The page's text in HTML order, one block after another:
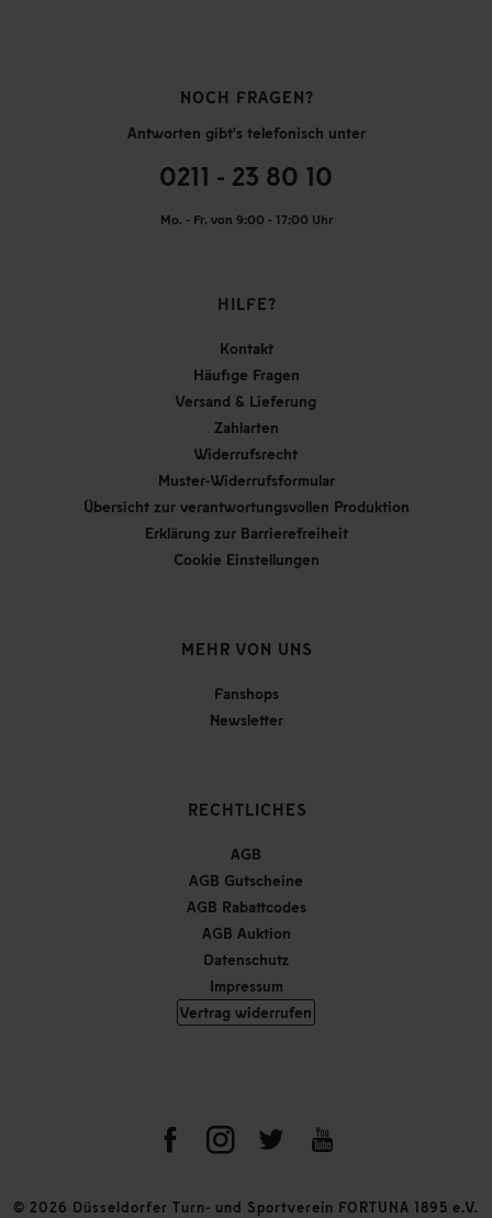
NOCH FRAGEN?
Antworten gibt's telefonisch unter
0211 - 23 80 10
Mo. - Fr. von 9:00 - 17:00 Uhr
HILFE?
Kontakt
Häufige Fragen
Versand & Lieferung
Zahlarten
Widerrufsrecht
Muster-Widerrufsformular
Übersicht zur verantwortungsvollen Produktion
Erklärung zur Barrierefreiheit
Cookie Einstellungen
MEHR VON UNS
Fanshops
Newsletter
RECHTLICHES
AGB
AGB Gutscheine
AGB Rabattcodes
AGB Auktion
Datenschutz
Impressum
Vertrag widerrufen
© 2026 Düsseldorfer Turn- und Sportverein FORTUNA 1895 e.V.